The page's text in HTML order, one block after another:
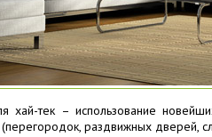
хай-тек – использование
раздвижных дверей,